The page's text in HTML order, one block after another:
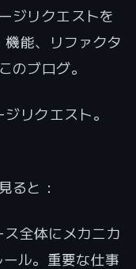
ジリクエストを
能、リファクタ
のブログ。
リクエスト。
ると：
ス全体にメカニカ
ル。重要な仕事